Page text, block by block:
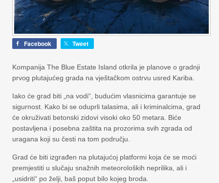
Facebook Tweet
Kompanija The Blue Estate Island otkrila je planove o gradnji
prvog plutajućeg grada na vještačkom ostrvu usred Kariba.
Iako će grad biti „na vodi“, budućim vlasnicima garantuje se
sigurnost. Kako bi se oduprli talasima, ali i kriminalcima, grad
će okruživati betonski zidovi visoki oko 50 metara. Biće
postavljena i posebna zaštita na prozorima svih zgrada od
uragana koji su česti na tom području.
Grad će biti izgrađen na plutajućoj platformi koja će se moći
premjestiti u slučaju snažnih meteoroloških neprilika, ali i
„usidriti“ po želji, baš poput bilo kojeg broda.